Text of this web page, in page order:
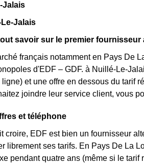
Jalais
Jalais
savoir sur le premier fournisseur
français notamment en Pays De
d'EDF – GDF. à Nuillé-Le-
et une offre en dessous du tarif
joindre leur service client, vous
et téléphone
croire, EDF est bien un fournisseur
librement ses tarifs. En Pays De La
pendant quatre ans (même si le